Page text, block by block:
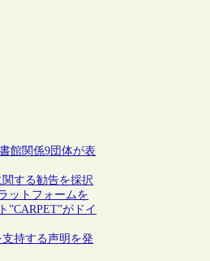
館関係9団体が表
する勧告を採択
ットフォームを
”CARPET”がドイ
持する声明を発